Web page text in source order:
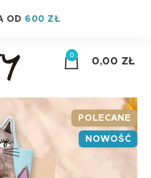
OD600 ZŁ
0
0,00 ZŁ
POLECANE
NOWOŚĆ